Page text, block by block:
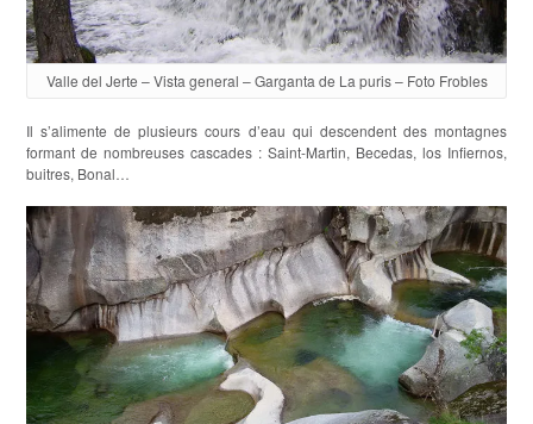
Valle del Jerte – Vista general – Garganta de La puris – Foto Frobles
Il s’alimente de plusieurs cours d’eau qui descendent des montagnes
formant de nombreuses cascades : Saint-Martin, Becedas, los Infiernos,
buitres, Bonal…